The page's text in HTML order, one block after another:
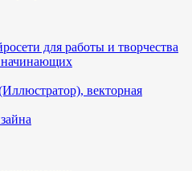
для работы и творчества
начинающих
векторная